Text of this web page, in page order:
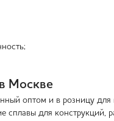
Москве
оптом и в розницу для
сплавы для конструкций,